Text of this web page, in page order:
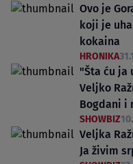
Ovo je
koji je
kokaina
HRONIKA
"Šta ću ja
Veljko
Bogdani i
SHOWBIZ
Veljka
Ja živim